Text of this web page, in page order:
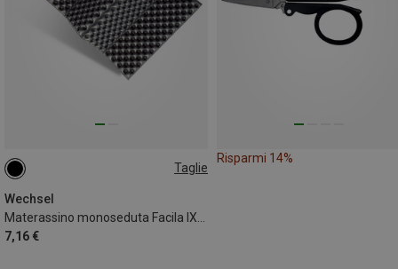
Taglie
Wechsel
7,16 €
ONE SIZE
Risparmi 14%